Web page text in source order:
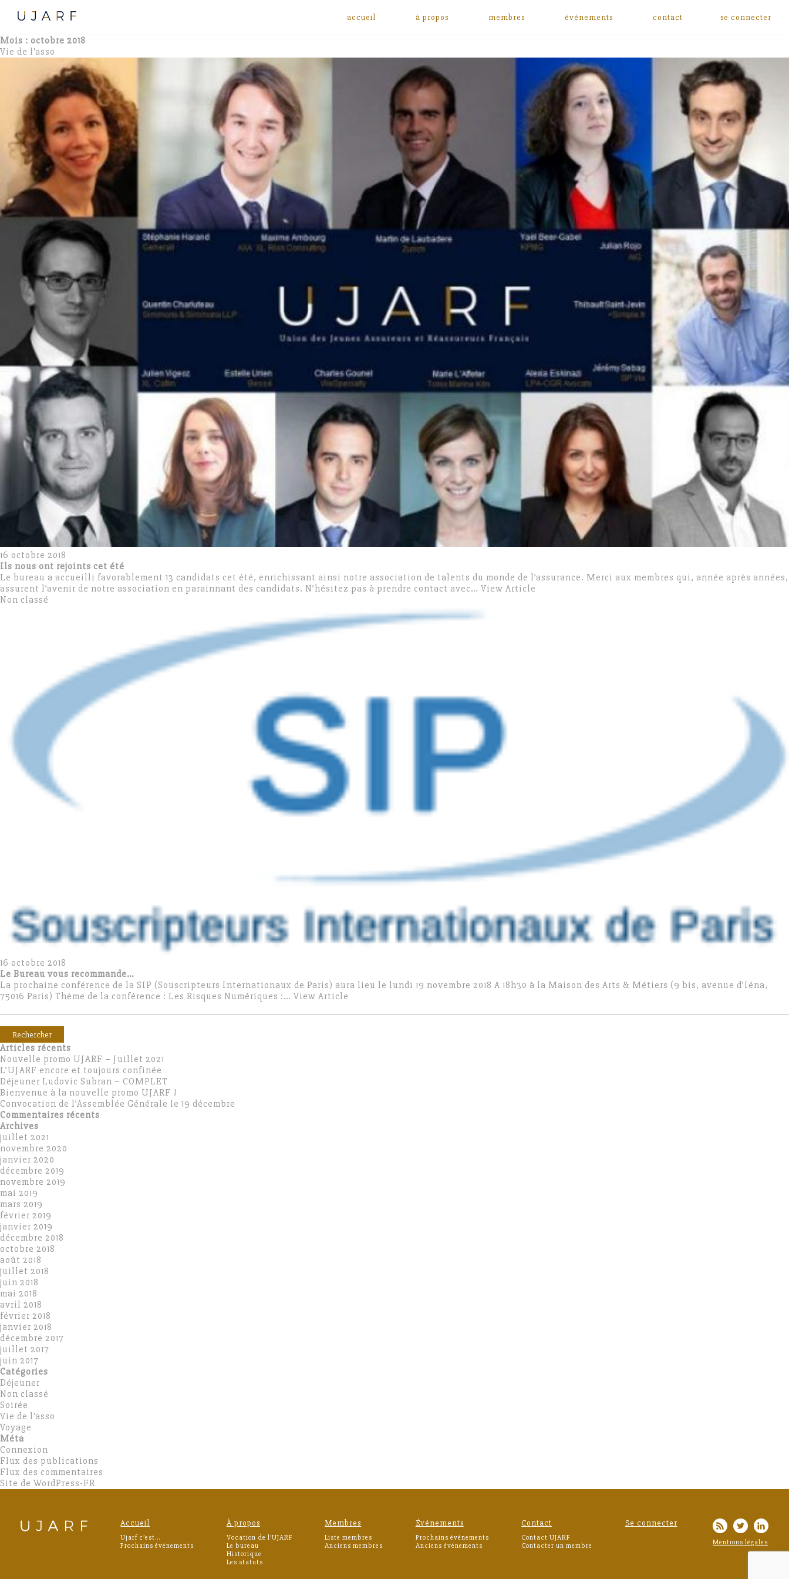
accueil à propos membres événements contact se connecter
Mois : octobre 2018
Vie de l'asso
16 octobre 2018
Ils nous ont rejoints cet été
Le bureau a accueilli favorablement 13 candidats cet été, enrichissant ainsi notre association de talents du monde de l’assurance. Merci aux membres qui, année après années,
assurent l’avenir de notre association en parainnant des candidats. N’hésitez pas à prendre contact avec… View Article
Non classé
16 octobre 2018
Le Bureau vous recommande…
La prochaine conférence de la SIP (Souscripteurs Internationaux de Paris) aura lieu le lundi 19 novembre 2018 A 18h30 à la Maison des Arts & Métiers (9 bis, avenue d’Iéna,
75016 Paris) Thème de la conférence : Les Risques Numériques :… View Article
Articles récents
Nouvelle promo UJARF – Juillet 2021
L’UJARF encore et toujours confinée
Déjeuner Ludovic Subran – COMPLET
Bienvenue à la nouvelle promo UJARF !
Convocation de l’Assemblée Générale le 19 décembre
Commentaires récents
Archives
juillet 2021
novembre 2020
janvier 2020
décembre 2019
novembre 2019
mai 2019
mars 2019
février 2019
janvier 2019
décembre 2018
octobre 2018
août 2018
juillet 2018
juin 2018
mai 2018
avril 2018
février 2018
janvier 2018
décembre 2017
juillet 2017
juin 2017
Catégories
Déjeuner
Non classé
Soirée
Vie de l'asso
Voyage
Méta
Connexion
Flux des publications
Flux des commentaires
Site de WordPress-FR
Accueil
Ujarf c’est…
Prochains événements
À propos
Vocation de l’UJARF
Le bureau
Historique
Les statuts
Membres
Liste membres
Anciens membres
Événements
Prochains événements
Anciens événements
Contact
Contact UJARF
Contacter un membre
Se connecter
Mentions légales